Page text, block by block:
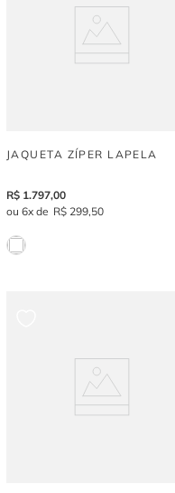
JAQUETA ZÍPER LAPELA
R$ 1.797,00
6
R$ 299,50